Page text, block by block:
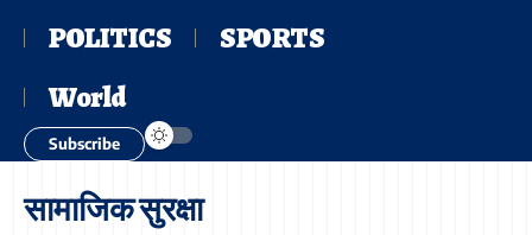
POLITICS
SPORTS
World
Subscribe
सामाजिक सुरक्षा